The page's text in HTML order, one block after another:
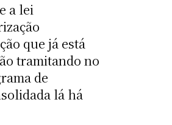
a lei
que já está
tramitando no
de
lá há